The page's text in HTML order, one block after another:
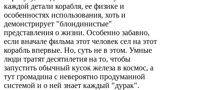
каждой детали корабля, ее физике и
особенностях использования, хоть и
демонстрирует "блондинистые"
представления о жизни. Особенно забавно,
если вначале фильма этот человек сел на этот
корабль впервые. Но, суть не в этом. Умные
люди тратят десятилетия на то, чтобы
запустить обычный кусок железа в космос, а
тут громадина с невероятно продуманной
системой и о ней знает каждый "дурак".